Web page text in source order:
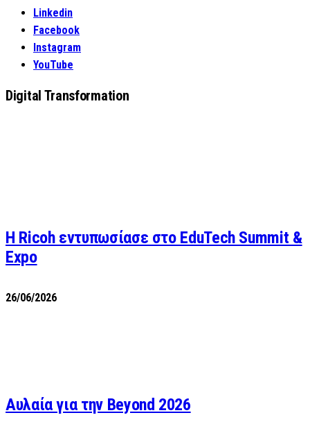
Linkedin
Facebook
Instagram
YouTube
Digital Transformation
Η Ricoh εντυπωσίασε στο EduTech Summit &
Expo
26/06/2026
Αυλαία για την Beyond 2026